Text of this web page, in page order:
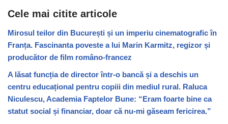
Cele mai citite articole
Mirosul teilor din București și un imperiu cinematografic în
Franța. Fascinanta poveste a lui Marin Karmitz, regizor și
producător de film româno-francez
A lăsat funcția de director într-o bancă și a deschis un
centru educațional pentru copiii din mediul rural. Raluca
Niculescu, Academia Faptelor Bune: “Eram foarte bine ca
statut social și financiar, doar că nu-mi găseam fericirea.”